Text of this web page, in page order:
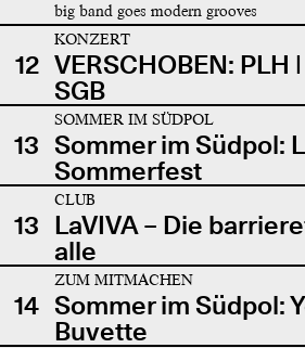
big band goes modern grooves
12
KONZERT
VERSCHOBEN: PLH
SGB
13
SOMMER IM SÜDPOL
Sommer im Südpol:
Sommerfest
13
CLUB
LaVIVA – Die
alle
14
ZUM MITMACHEN
Sommer im Südpol:
Buvette